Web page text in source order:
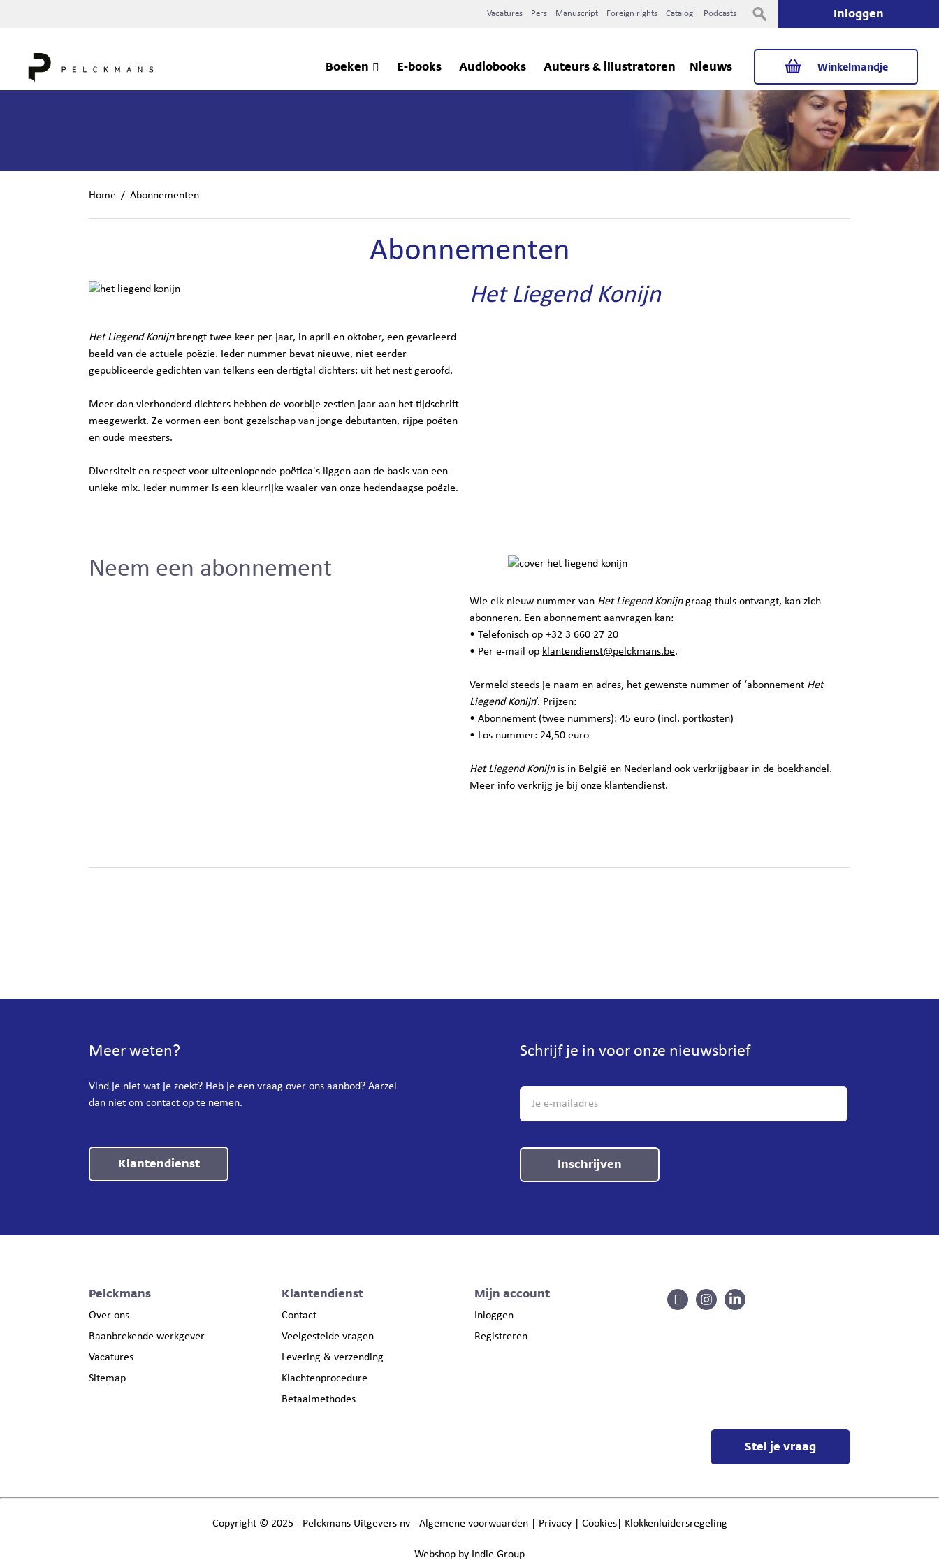
Vacatures Pers Manuscript Foreign rights Catalogi Podcasts Inloggen
Winkelmandje
Boeken E-books Audiobooks Auteurs & illustratoren Nieuws
Home / Abonnementen
Abonnementen
Het Liegend Konijn
Het Liegend Konijnbrengt twee keer per jaar, in april en oktober, een gevarieerd
beeld van de actuele poëzie. Ieder nummer bevat nieuwe, niet eerder
gepubliceerde gedichten van telkens een dertigtal dichters: uit het nest geroofd.
Meer dan vierhonderd dichters hebben de voorbije zestien jaar aan het tijdschrift
meegewerkt. Ze vormen een bont gezelschap van jonge debutanten, rijpe poëten
en oude meesters.
Diversiteit en respect voor uiteenlopende poëtica's liggen aan de basis van een
unieke mix. Ieder nummer is een kleurrijke waaier van onze hedendaagse poëzie.
Neem een abonnement
Wie elk nieuw nummer van Het Liegend Konijngraag thuis ontvangt, kan zich
abonneren. Een abonnement aanvragen kan:
• Telefonisch op +32 3 660 27 20
• Per e-mail op klantendienst@pelckmans.be.
Vermeld steeds je naam en adres, het gewenste nummer of ‘abonnement Het
Liegend Konijn’. Prijzen:
• Abonnement (twee nummers): 45 euro (incl. portkosten)
• Los nummer: 24,50 euro
Het Liegend Konijnis in België en Nederland ook verkrijgbaar in de boekhandel.
Meer info verkrijg je bij onze klantendienst.
Meer weten?
Vind je niet wat je zoekt? Heb je een vraag over ons aanbod? Aarzel
dan niet om contact op te nemen.
Klantendienst
Schrijf je in voor onze nieuwsbrief
Inschrijven
Pelckmans
Over ons
Baanbrekende werkgever
Vacatures
Sitemap
Klantendienst
Contact
Veelgestelde vragen
Levering & verzending
Klachtenprocedure
Betaalmethodes
Mijn account
Inloggen
Registreren
Stel je vraag
Copyright © 2025 - Pelckmans Uitgevers nv - Algemene voorwaarden| Privacy Cookies| Klokkenluidersregeling
Webshop by Indie Group